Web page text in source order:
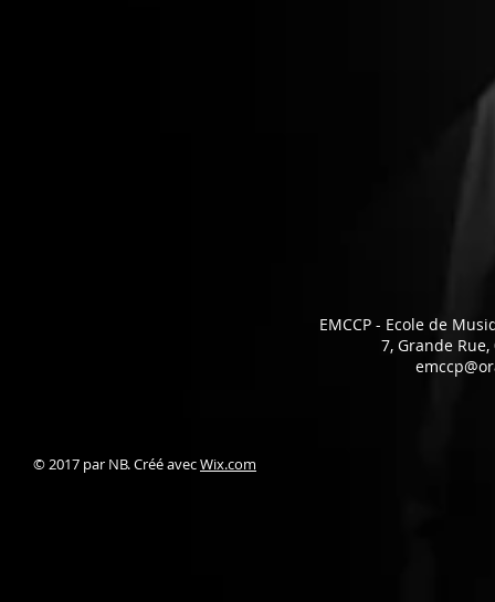
EMCCP - Ecole de
7, Grande Rue,
© 2017 par NB. Créé avecWix.com